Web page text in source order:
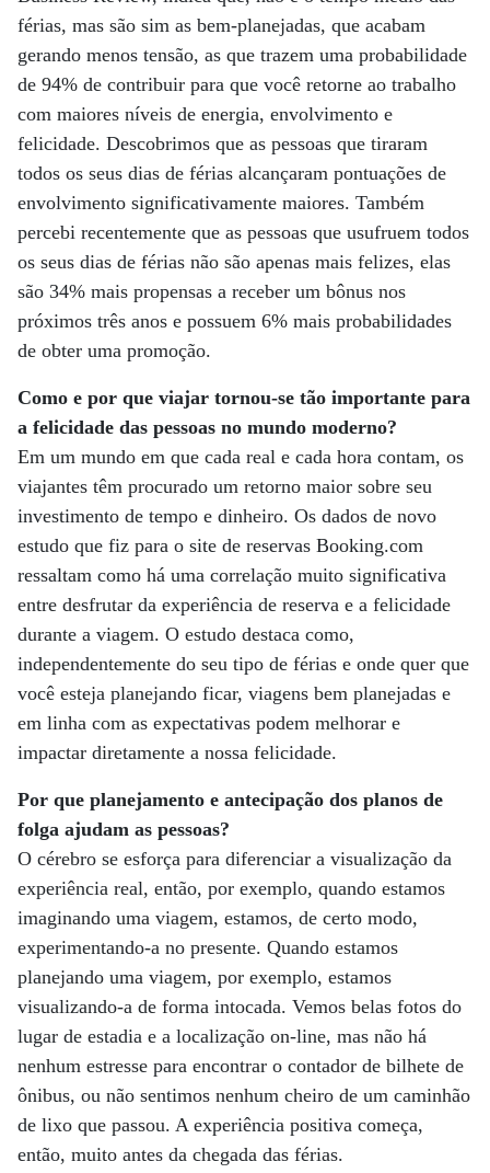
férias, mas são sim as bem-planejadas, que acabam
gerando menos tensão, as que trazem uma probabilidade
de 94% de contribuir para que você retorne ao trabalho
com maiores níveis de energia, envolvimento e
felicidade. Descobrimos que as pessoas que tiraram
todos os seus dias de férias alcançaram pontuações de
envolvimento significativamente maiores. Também
percebi recentemente que as pessoas que usufruem todos
os seus dias de férias não são apenas mais felizes, elas
são 34% mais propensas a receber um bônus nos
próximos três anos e possuem 6% mais probabilidades
de obter uma promoção.
Como e por que viajar tornou-se tão importante para
a felicidade das pessoas no mundo moderno?
Em um mundo em que cada real e cada hora contam, os
viajantes têm procurado um retorno maior sobre seu
investimento de tempo e dinheiro. Os dados de novo
estudo que fiz para o site de reservas Booking.com
ressaltam como há uma correlação muito significativa
entre desfrutar da experiência de reserva e a felicidade
durante a viagem. O estudo destaca como,
independentemente do seu tipo de férias e onde quer que
você esteja planejando ficar, viagens bem planejadas e
em linha com as expectativas podem melhorar e
impactar diretamente a nossa felicidade.
Por que planejamento e antecipação dos planos de
folga ajudam as pessoas?
O cérebro se esforça para diferenciar a visualização da
experiência real, então, por exemplo, quando estamos
imaginando uma viagem, estamos, de certo modo,
experimentando-a no presente. Quando estamos
planejando uma viagem, por exemplo, estamos
visualizando-a de forma intocada. Vemos belas fotos do
lugar de estadia e a localização on-line, mas não há
nenhum estresse para encontrar o contador de bilhete de
ônibus, ou não sentimos nenhum cheiro de um caminhão
de lixo que passou. A experiência positiva começa,
então, muito antes da chegada das férias.